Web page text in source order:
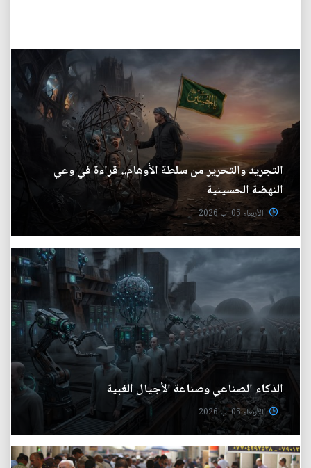
التجريد والتحرير من سلطة الأوهام.. قراءة في وعي
النهضة الحسينية
الأربعاء 05 آب 2026
الذكاء الصناعي وصناعة الأجيال الغبية
الأربعاء 05 آب 2026